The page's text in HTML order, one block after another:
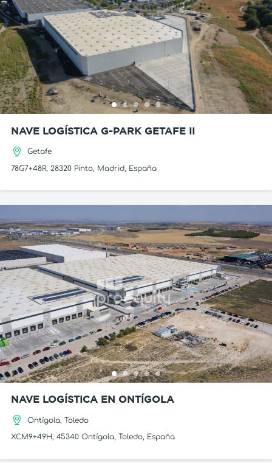
NAVE LOGÍSTICA G-PARK GETAFE II
Getafe
78G7+48R, 28320 Pinto, Madrid, España
NAVE LOGÍSTICA EN ONTÍGOLA
Ontígola, Toledo
XCM9+49H, 45340 Ontígola, Toledo, España